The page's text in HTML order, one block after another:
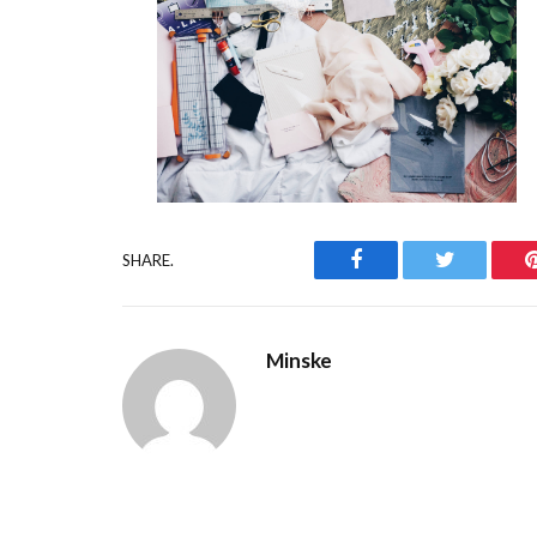
SHARE. Facebook Twitter
Minske